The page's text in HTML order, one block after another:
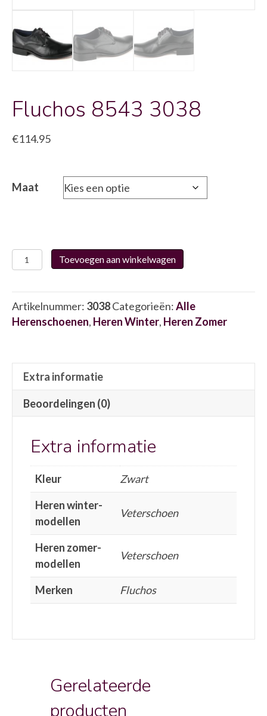
Fluchos 8543 3038
€114.95
Maat
Fluchos
8543
aantal
Toevoegen aan winkelwagen
Artikelnummer: 3038Categorieën:Alle
Herenschoenen, Heren Winter, Heren Zomer
Extra informatie
Beoordelingen (0)
Extra informatie
Kleur
Zwart
Heren winter-
modellen
Veterschoen
Heren zomer-
modellen
Veterschoen
Merken Fluchos
Gerelateerde
producten